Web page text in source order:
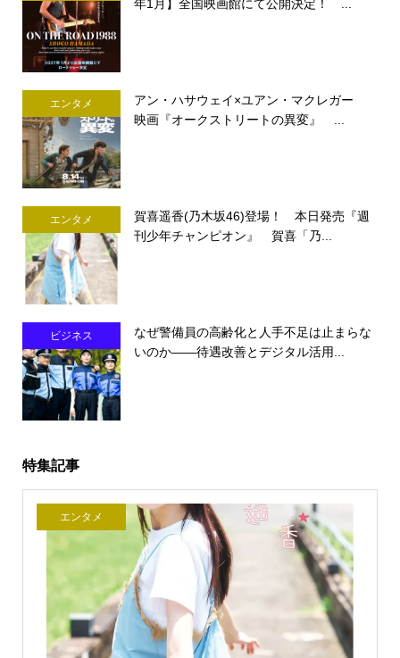
年1月】全国映画館にて公開決定！ ...
エンタメ
アン・ハサウェイ×ユアン・マクレガー
映画『オークストリートの異変』 ...
エンタメ
賀喜遥香(乃木坂46)登場！ 本日発売『週
刊少年チャンピオン』 賀喜「乃...
ビジネス
なぜ警備員の高齢化と人手不足は止まらな
いのか――待遇改善とデジタル活用...
特集記事
エンタメ